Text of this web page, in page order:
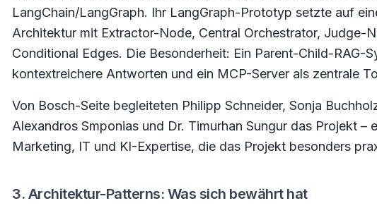
LangChain/LangGraph. Ihr LangGraph-Prototyp setzte auf
Architektur mit Extractor-Node, Central Orchestrator, Judge-
Conditional Edges. Die Besonderheit: Ein Parent-Child-RAG-
kontextreichere Antworten und ein MCP-Server als zentrale
Von Bosch-Seite begleiteten Philipp Schneider, Sonja
Alexandros Smponias und Dr. Timurhan Sungur das Projekt –
Marketing, IT und KI-Expertise, die das Projekt besonders
3. Architektur-Patterns: Was sich bewährt hat